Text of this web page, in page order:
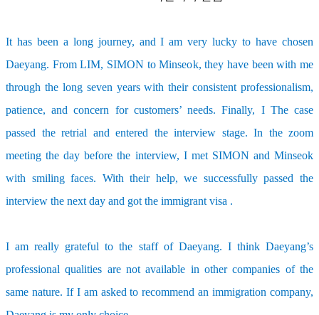
It has been a long journey, and I am very lucky to have chosen
Daeyang. From LIM, SIMON to Minseok, they have been with me
through the long seven years with their consistent professionalism,
patience, and concern for customers’ needs. Finally, I The case
passed the retrial and entered the interview stage. In the zoom
meeting the day before the interview, I met SIMON and Minseok
with smiling faces. With their help, we successfully passed the
interview the next day and got the immigrant visa .
I am really grateful to the staff of Daeyang. I think Daeyang’s
professional qualities are not available in other companies of the
same nature. If I am asked to recommend an immigration company,